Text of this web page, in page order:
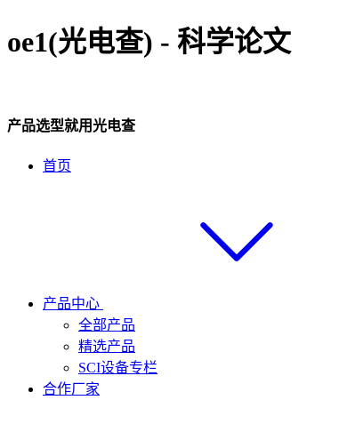
oe1(光电查) - 科学论文
产品选型就用光电查
首页
产品中心
全部产品
精选产品
SCI设备专栏
合作厂家